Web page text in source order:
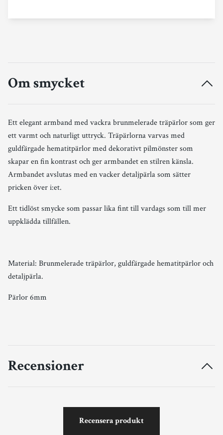
Om smycket
Ett elegant armband med vackra brunmelerade träpärlor som ger
ett varmt och naturligt uttryck. Träpärlorna varvas med
guldfärgade hematitpärlor med dekorativt pilmönster som
skapar en fin kontrast och ger armbandet en stilren känsla.
Armbandet avslutas med en vacker detaljpärla som sätter
pricken över i:et.
Ett tidlöst smycke som passar lika fint till vardags som till mer
uppklädda tillfällen.
Material: Brunmelerade träpärlor, guldfärgade hematitpärlor och
detaljpärla.
Pärlor 6mm
Recensioner
Recensera produkt